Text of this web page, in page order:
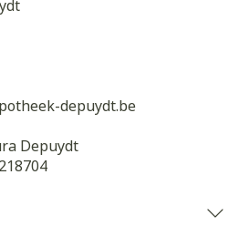
depuydt.be
Depuydt